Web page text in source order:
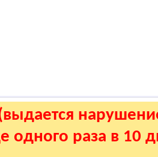
одного раза в 10